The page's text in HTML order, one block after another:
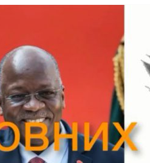
крок до виборів під
0